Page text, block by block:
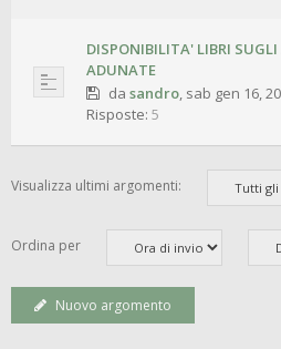
DISPONIBILITA' LIBRI
ADUNATE
da sandro, sab gen 16,
Risposte: 5
Visualizza ultimi argomenti:
Ordina per
Nuovo argomento